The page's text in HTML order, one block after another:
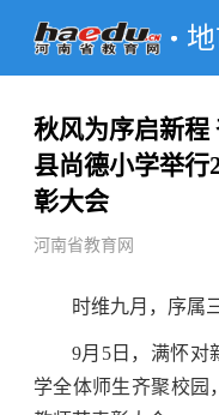
秋风为序启新
县尚德小学举行
彰大会
河南省教育网
时维九月，序属
9月5日，满怀对
学全体师生齐聚校园